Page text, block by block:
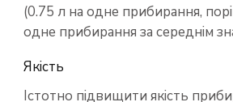
(0.75 л на одне прибирання,
одне прибирання за середнім
Якість
Істотно підвищити якість